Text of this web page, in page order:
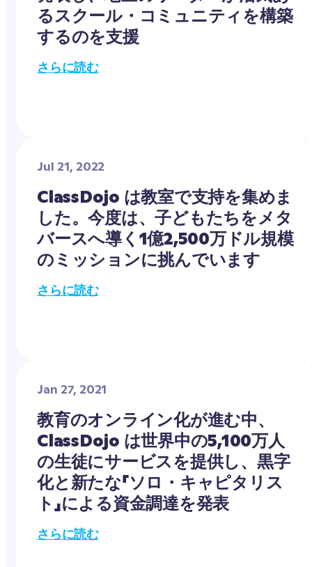
るスクール・コミュニティを構築
するのを支援
さらに読む
Jul 21, 2022
ClassDojo は教室で支持を集めま
した。今度は、子どもたちをメタ
バースへ導く1億2,500万ドル規模
のミッションに挑んでいます
さらに読む
Jan 27, 2021
教育のオンライン化が進む中、
ClassDojo は世界中の5,100万人
の生徒にサービスを提供し、黒字
化と新たな「ソロ・キャピタリス
ト」による資金調達を発表
さらに読む